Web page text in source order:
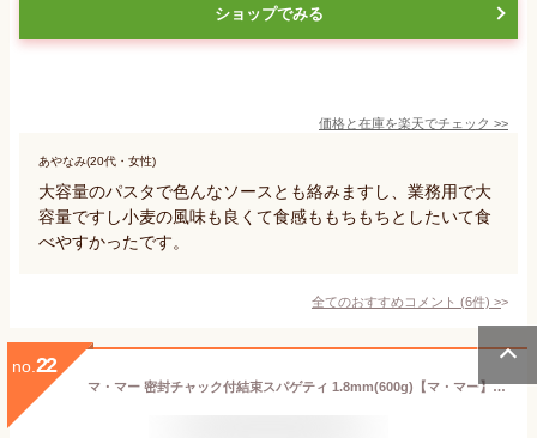
ショップでみる
価格と在庫を楽天でチェック >>
あやなみ(20代・女性)
大容量のパスタで色んなソースとも絡みますし、業務用で大
容量ですし小麦の風味も良くて食感ももちもちとしたいて食
べやすかったです。
全てのおすすめコメント (6件) >
no. 22
マ・マー 密封チャック付結束スパゲティ 1.8mm(600g)【マ・マー】[パスタ]